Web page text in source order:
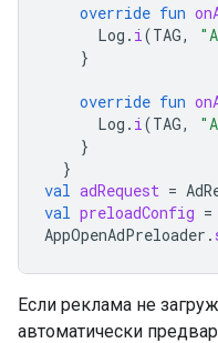
override fun
Log . i(TAG,
}
override fun
Log . i(TAG,
}
}
val adRequest =
val preloadConfig =
AppOpenAdPreloader .
Если реклама не
автоматически